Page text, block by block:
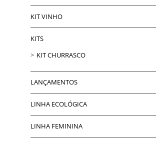
KIT VINHO
KITS
KIT CHURRASCO
LANÇAMENTOS
LINHA ECOLÓGICA
LINHA FEMININA